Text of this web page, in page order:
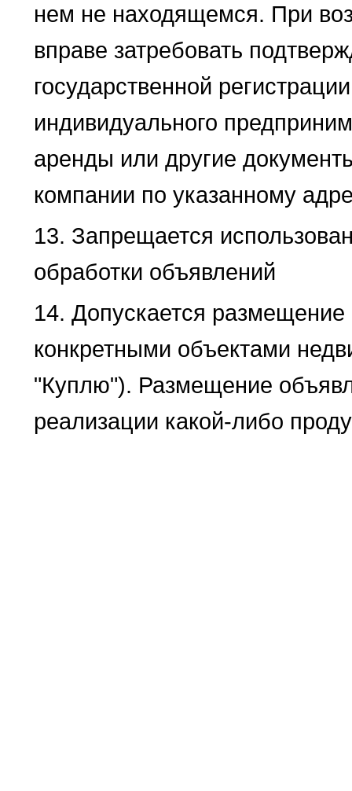
нем не находящемся. При
вправе затребовать
государственной
индивидуального
аренды или другие
компании по указанному
13. Запрещается
обработки объявлений
14. Допускается
конкретными объектами
"Куплю"). Размещение
реализации какой-либо